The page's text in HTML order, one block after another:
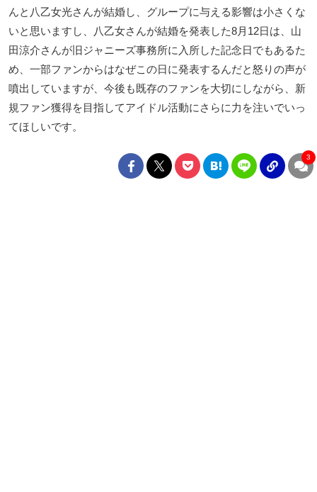
んと八乙女光さんが結婚し、グループに与える影響は小さくな
いと思いますし、八乙女さんが結婚を発表した8月12日は、山
田涼介さんが旧ジャニーズ事務所に入所した記念日でもあるた
め、一部ファンからはなぜこの日に発表するんだと怒りの声が
噴出していますが、今後も既存のファンを大切にしながら、新
規ファン獲得を目指してアイドル活動にさらに力を注いでいっ
てほしいです。
3